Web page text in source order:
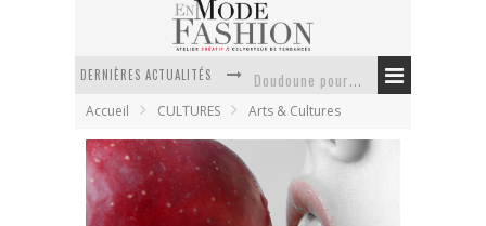
DERNIÈRES ACTUALITÉS
Week-end spa en automne : quel maillot de bain choisir ?
Accueil CULTURES Arts & Cultures